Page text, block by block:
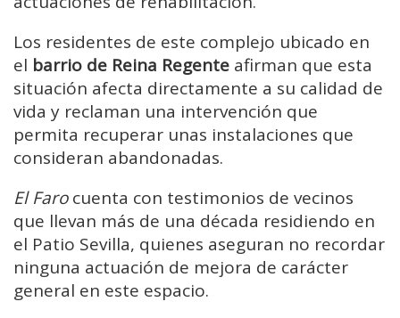
Los residentes de este complejo ubicado en
el barrio de Reina Regente afirman que esta
situación afecta directamente a su calidad de
vida y reclaman una intervención que
permita recuperar unas instalaciones que
consideran abandonadas.
El Farocuenta con testimonios de vecinos
que llevan más de una década residiendo en
el Patio Sevilla, quienes aseguran no recordar
ninguna actuación de mejora de carácter
general en este espacio.